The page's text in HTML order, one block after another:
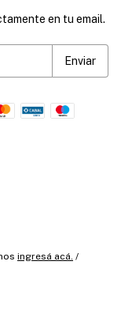
en tu email.
ingresá acá. /